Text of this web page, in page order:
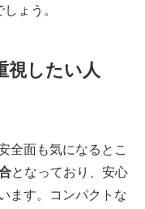
ょう。
視したい人
全面も気になるとこ
となっており、安心
ます。コンパクトな